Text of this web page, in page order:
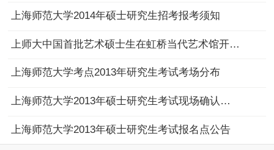
上海师范大学2014年硕士研究生招考报考须知
上师大中国首批艺术硕士生在虹桥当代艺术馆开大型画展
上海师范大学考点2013年研究生考试考场分布
上海师范大学2013年硕士研究生考试现场确认公告
上海师范大学2013年硕士研究生考试报名点公告